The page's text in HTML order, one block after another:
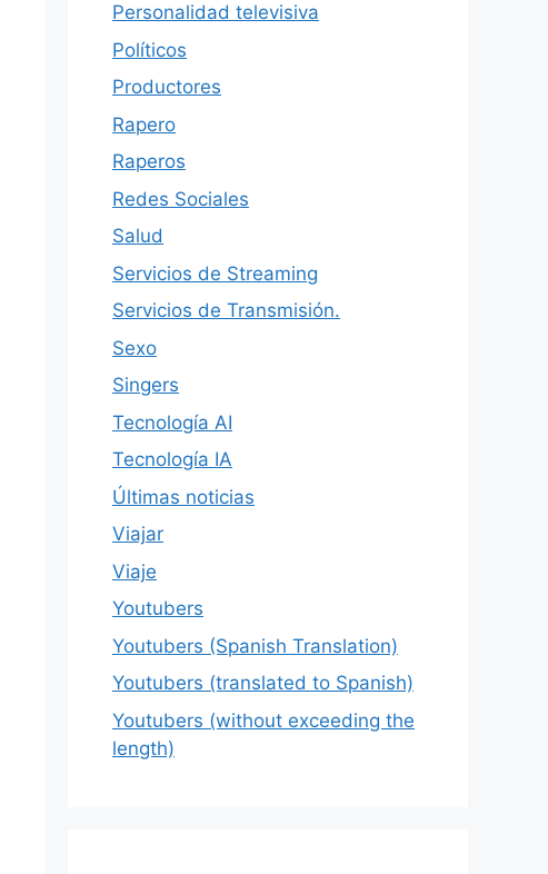
Personalidad televisiva
Políticos
Productores
Rapero
Raperos
Redes Sociales
Salud
Servicios de Streaming
Servicios de Transmisión.
Sexo
Singers
Tecnología AI
Tecnología IA
Últimas noticias
Viajar
Viaje
Youtubers
Youtubers (Spanish Translation)
Youtubers (translated to Spanish)
Youtubers (without exceeding the
length)